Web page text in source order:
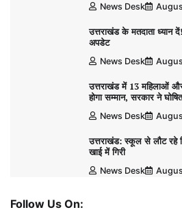
News Desk
उत्तराखंड के मतदाता ध्यान
अपडेट
News Desk
उत्तराखंड में 13 महिलाओं
होगा सम्मान, सरकार ने
News Desk
उत्तराखंड: स्कूल से लौट रहे
खाई में गिरी
News Desk
Follow Us On: